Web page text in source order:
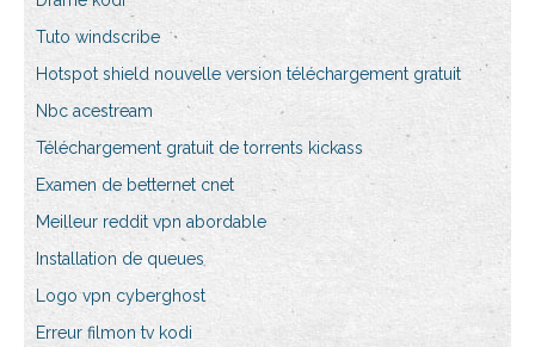
Tuto windscribe
Hotspot shield nouvelle version téléchargement gratuit
Nbc acestream
Téléchargement gratuit de torrents kickass
Examen de betternet cnet
Meilleur reddit vpn abordable
Installation de queues
Logo vpn cyberghost
Erreur filmon tv kodi